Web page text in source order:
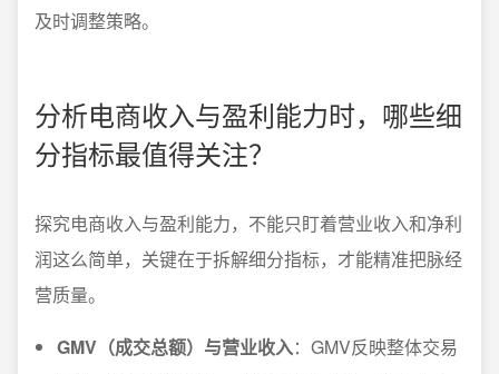
及时调整策略。
分析电商收入与盈利能力时，哪些细
分指标最值得关注？
探究电商收入与盈利能力，不能只盯着营业收入和净利
润这么简单，关键在于拆解细分指标，才能精准把脉经
营质量。
GMV（成交总额）与营业收入：GMV反映整体交易